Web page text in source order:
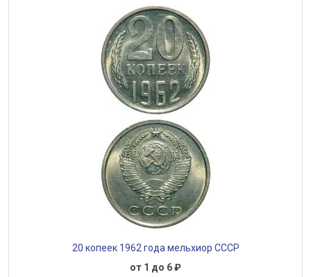
20 копеек 1962 года мельхиор СССР
от 1 до 6 ₽